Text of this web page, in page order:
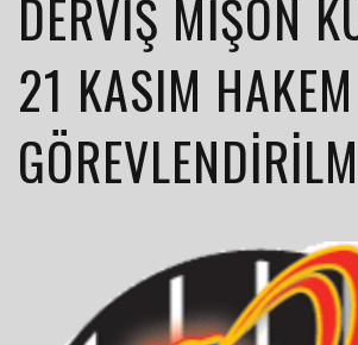
DERVIŞ MIŞON
21 KASIM HAKEM